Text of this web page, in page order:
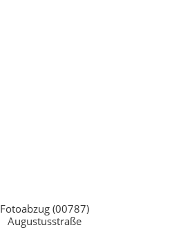
Fotoabzug (00787)
Augustusstraße